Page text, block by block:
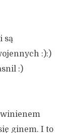
są
:):)
:)
ginem. I to